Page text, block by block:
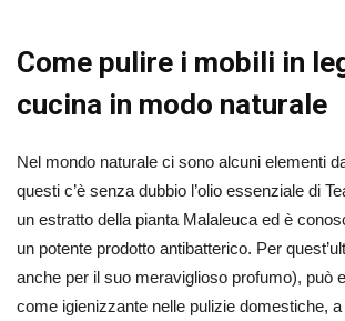
Come pulire i mobili in
cucina in modo naturale
Nel mondo naturale ci sono alcuni elementi
questi c’è senza dubbio l’olio essenziale di
un estratto della pianta Malaleuca ed è
un potente prodotto antibatterico. Per
anche per il suo meraviglioso profumo), può
come igienizzante nelle pulizie domestiche,